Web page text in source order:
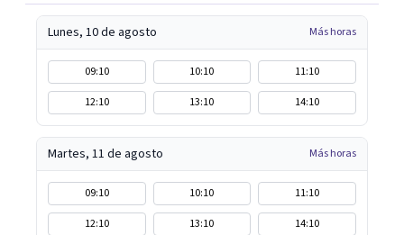
Lunes, 10 de agosto Más horas
09:10 10:10
11:10
12:10
13:10 14:10
Martes, 11 de agosto Más horas
09:10 10:10
11:10
12:10
13:10 14:10